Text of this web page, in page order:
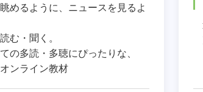
めるように、ニュースを見るよ
む・聞く。
の多読・多聴にぴったりな、
ンライン教材